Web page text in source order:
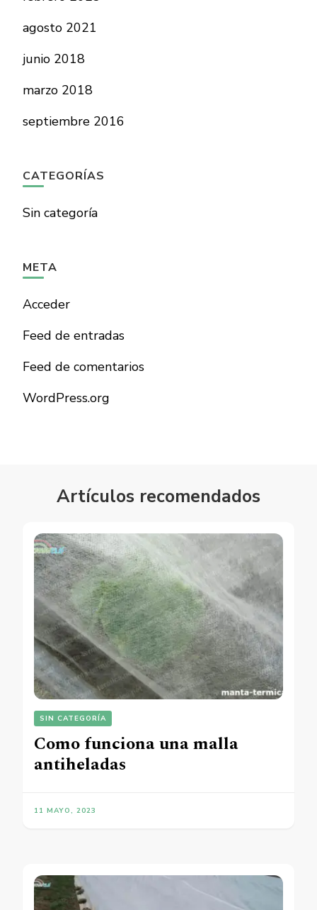
agosto 2021
junio 2018
marzo 2018
septiembre 2016
CATEGORÍAS
Sin categoría
META
Acceder
Feed de entradas
Feed de comentarios
WordPress.org
Artículos recomendados
SIN CATEGORÍA
Como funciona una malla
antiheladas
11 MAYO, 2023